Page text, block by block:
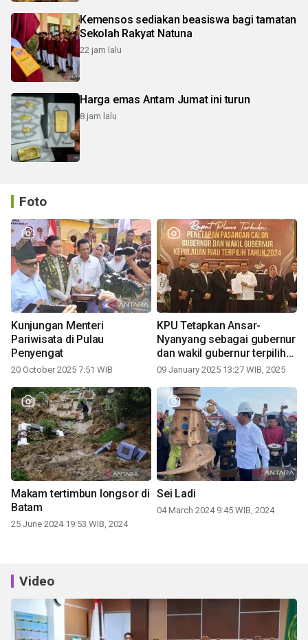
Kemensos sediakan beasiswa bagi tamatan
Sekolah Rakyat Natuna
22 jam lalu
Harga emas Antam Jumat ini turun
8 jam lalu
Foto
Kunjungan Menteri
Pariwisata di Pulau
Penyengat
20 October 2025 7:51 WIB
KPU Tetapkan Ansar-
Nyanyang sebagai gubernur
dan wakil gubernur terpilih
periode 2025-2030
09 January 2025 13:27 WIB, 2025
Makam tertimbun longsor di
Batam
25 June 2024 19:53 WIB, 2024
Sei Ladi
04 March 2024 9:45 WIB, 2024
Video